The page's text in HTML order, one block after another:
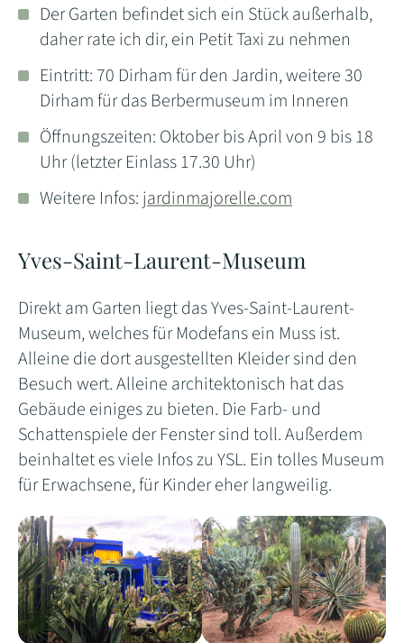
Der Garten befindet sich ein Stück außerhalb,
daher rate ich dir, ein Petit Taxi zu nehmen
Eintritt: 70 Dirham für den Jardin, weitere 30
Dirham für das Berbermuseum im Inneren
Öffnungszeiten: Oktober bis April von 9 bis 18
Uhr (letzter Einlass 17.30 Uhr)
Weitere Infos: jardinmajorelle.com
Yves-Saint-Laurent-Museum
Direkt am Garten liegt das Yves-Saint-Laurent-
Museum, welches für Modefans ein Muss ist.
Alleine die dort ausgestellten Kleider sind den
Besuch wert. Alleine architektonisch hat das
Gebäude einiges zu bieten. Die Farb- und
Schattenspiele der Fenster sind toll. Außerdem
beinhaltet es viele Infos zu YSL. Ein tolles Museum
für Erwachsene, für Kinder eher langweilig.